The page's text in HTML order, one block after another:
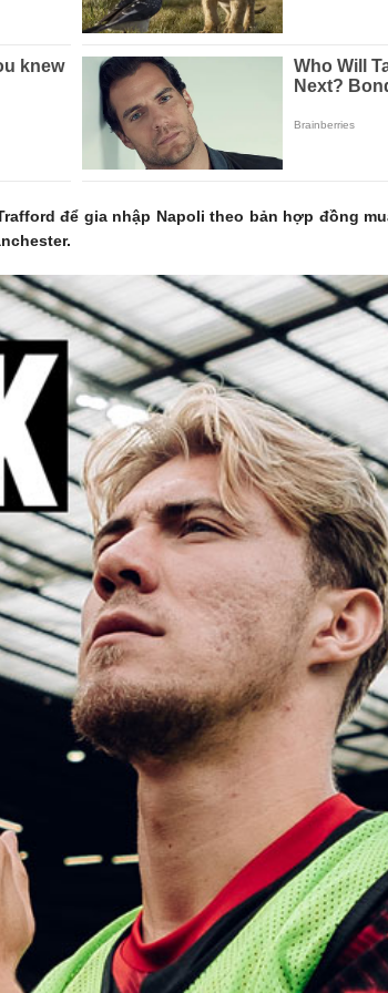
để gia nhập Napoli theo bản hợp đồng